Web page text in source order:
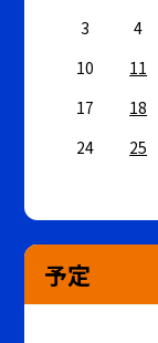
3
4
10
11
17
18
24
25
予定